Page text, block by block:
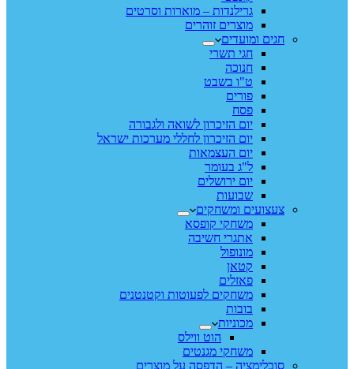
גרילנדות – מוארות וסרטים
מוצרים זוהרים
חגים ומועדים
חגי תשרי
חנוכה
ט"ו בשבט
פורים
פסח
יום הזיכרון לשואה ולגבורה
יום הזיכרון לחללי מערכות ישראל
יום העצמאות
ל"ג בעומר
יום ירושלים
שבועות
צעצועים ומשחקים
משחקי קופסא
אתגרי חשיבה
מונופול
קטאן
פאזלים
משחקים לפעוטות וקטנטנים
בובות
מכוניות
הוט ווילס
משחקי מגנטים
סובלימציה – הדפסה על מוצרים